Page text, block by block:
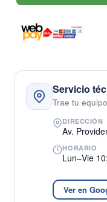
Servicio
Trae tu
DIRECCIÓN
Av.
HORARIO
Lun–Vie
Ver en